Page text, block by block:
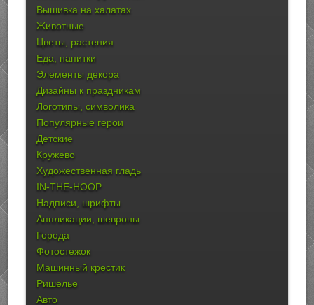
Вышивка на халатах
Животные
Цветы, растения
Еда, напитки
Элементы декора
Дизайны к праздникам
Логотипы, символика
Популярные герои
Детские
Кружево
Художественная гладь
IN-THE-HOOP
Надписи, шрифты
Аппликации, шевроны
Города
Фотостежок
Машинный крестик
Ришелье
Авто